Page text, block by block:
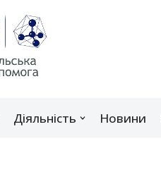
Діяльність Новини